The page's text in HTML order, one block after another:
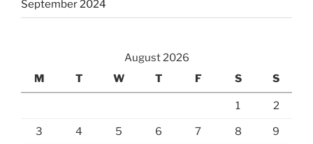
September 2024
August 2026
M
T W T F S S
1 2
3 4 5 6 7 8 9